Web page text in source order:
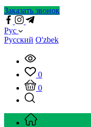
Заказать звонок
Рус
Русский O'zbek
0
0